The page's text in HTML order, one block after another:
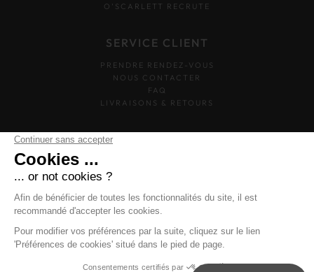
O’SCARLETT RECRUTE
SERVICE CLIENT
PRENDRE RENDEZ-VOUS
NOUS CONTACTER
FAQ
LIVRAISONS & RETOURS